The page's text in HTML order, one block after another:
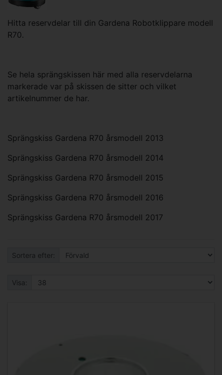
Hitta reservdelar till din Gardena Robotklippare modell
R70.
Se hela sprängskissen här med alla reservdelarna
markerade var på skissen de sitter och vilket
artikelnummer de har.
Sprängskiss Gardena R70 årsmodell 2013
Sprängskiss Gardena R70 årsmodell 2014
Sprängskiss Gardena R70 årsmodell 2015
Sprängskiss Gardena R70 årsmodell 2016
Sprängskiss Gardena R70 årsmodell 2017
Sortera efter:
Visa: